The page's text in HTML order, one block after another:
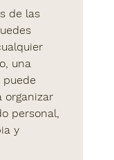
de las
una
organizar
personal,
y